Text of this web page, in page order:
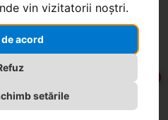
vin vizitatorii noștri.
acord
setările
Desigual Aria
-20%